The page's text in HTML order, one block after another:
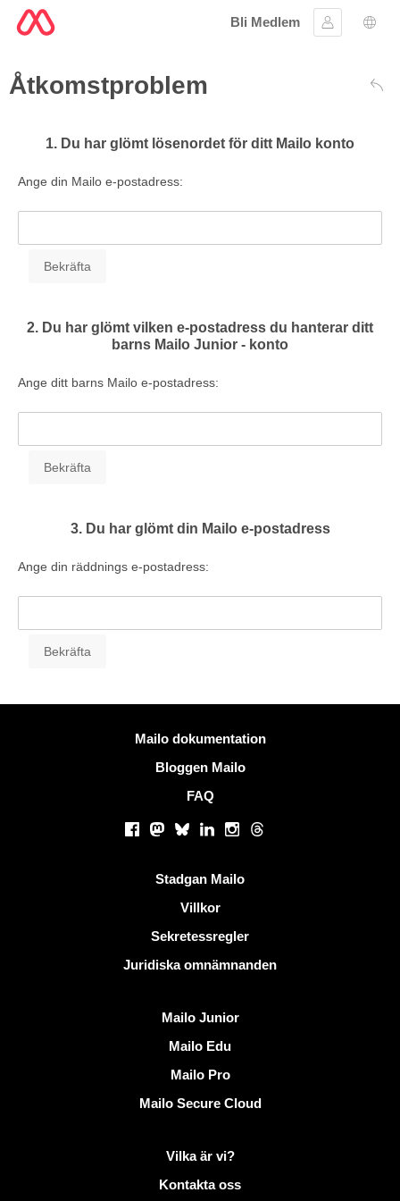
Bli Medlem
Logga in
Åtkomstproblem
1. Du har glömt lösenordet för ditt Mailo konto
Ange din Mailo e-postadress:
2. Du har glömt vilken e-postadress du hanterar ditt
barns Mailo Junior - konto
Ange ditt barns Mailo e-postadress:
3. Du har glömt din Mailo e-postadress
Ange din räddnings e-postadress:
Mailo dokumentation
Bloggen Mailo
FAQ
Facebook
Mastodon
BlueskyLinkedInInstagram
Threads
Stadgan Mailo
Villkor
Sekretessregler
Juridiska omnämnanden
Mailo Junior
Mailo Edu
Mailo Pro
Mailo Secure Cloud
Mer information på MailoVilka är vi?
Kontakta oss